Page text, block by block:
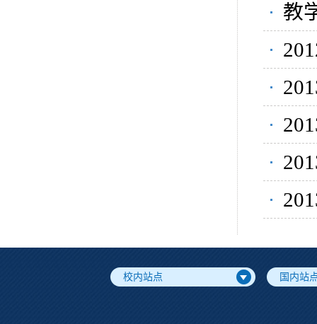
教
表
计
统
校内站点 国内站